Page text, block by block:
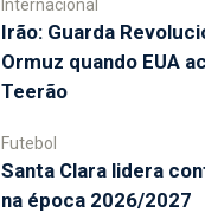
Internacional
Irão: Guarda
Ormuz quando EUA
Teerão
Futebol
Santa Clara lidera
na época 2026/2027